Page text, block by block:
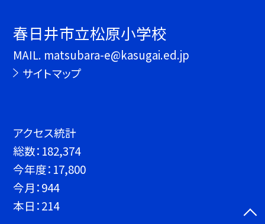
春日井市立松原小学校
MAIL. matsubara-e@kasugai.ed.jp
サイトマップ
アクセス統計
総数： 182,374
今年度： 17,800
今月：944
本日：214